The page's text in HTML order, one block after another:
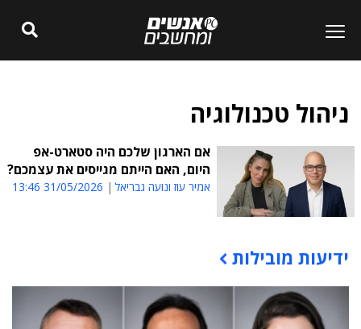
ניהול טכנולוגיה
אם הארגון שלכם היה סטארט-אפ
היום, האם הייתם מגייסים את עצמכם?
אמיר עוז ונועה גבריאל 31/05/2026 13:46
תוכן פרסומי
ידיעות מובילות